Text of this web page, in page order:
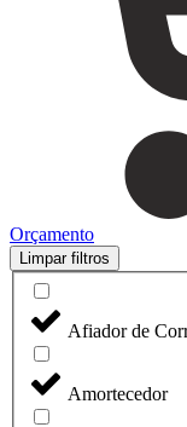
Orçamento
Limpar filtros
Afiador de
Amortecedor